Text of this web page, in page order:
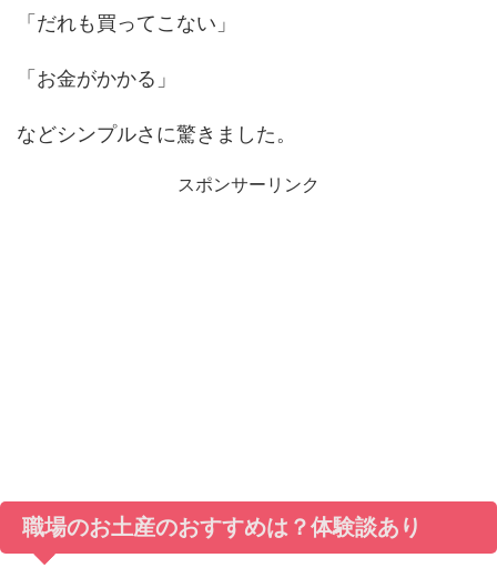
「だれも買ってこない」
「お金がかかる」
などシンプルさに驚きました。
スポンサーリンク
職場のお土産のおすすめは？体験談あり